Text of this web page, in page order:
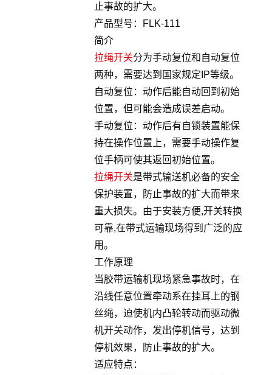
止事故的扩大。
产品型号：FLK-111
简介
拉绳开关分为手动复位和自动复位
两种，需要达到国家规定IP等级。
自动复位：动作后能自动回到初始
位置，但可能会造成误差启动。
手动复位：动作后有自锁装置能保
持在操作位置上，需要手动操作复
位手柄可使其返回初始位置。
拉绳开关是带式输送机必备的安全
保护装置，防止事故的扩大而带来
重大损失。由于安装方便,开关转换
可靠,在带式运输现场得到广泛的应
用。
工作原理
当胶带运输机现场紧急事故时，在
沿线任意位置牵动系在挂耳上的钢
丝绳，迫使机内凸轮转动而驱动微
机开关动作，发出停机信号，达到
停机效果，防止事故的扩大。
适应特点：